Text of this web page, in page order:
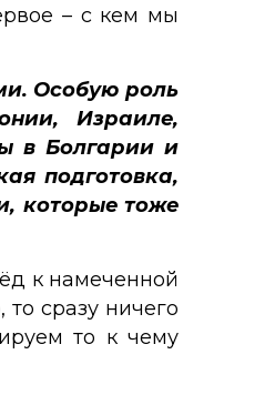
– с кем мы
Особую роль
Израиле,
в Болгарии и
подготовка,
которые тоже
к намеченной
сразу ничего
то к чему